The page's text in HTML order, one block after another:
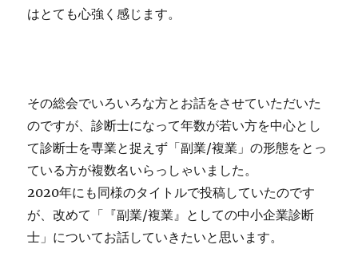
はとても心強く感じます。
その総会でいろいろな方とお話をさせていただいた
のですが、診断士になって年数が若い方を中心とし
て診断士を専業と捉えず「副業/複業」の形態をとっ
ている方が複数名いらっしゃいました。
2020年にも同様のタイトルで投稿していたのです
が、改めて「『副業/複業』としての中小企業診断
士」についてお話していきたいと思います。